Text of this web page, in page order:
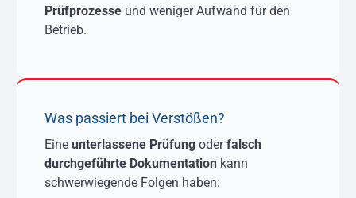
Prüfprozesseund weniger Aufwand für den
Betrieb.
Was passiert bei Verstößen?
Eine unterlassene Prüfungoderfalsch
durchgeführte Dokumentationkann
schwerwiegende Folgen haben: